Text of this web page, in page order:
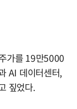
가를 19만5000
AI 데이터센터,
짚었다.